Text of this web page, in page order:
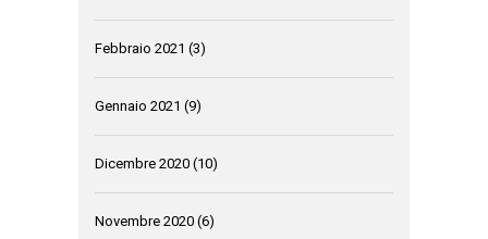
Febbraio 2021 (3)
Gennaio 2021 (9)
Dicembre 2020 (10)
Novembre 2020 (6)